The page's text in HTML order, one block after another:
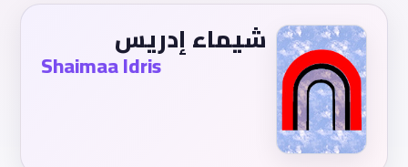
شيماء إدريس
Shaimaa Idris